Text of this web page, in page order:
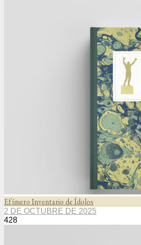
Efímero Inventario de Ídolos
2 DE OCTUBRE DE 2025
428